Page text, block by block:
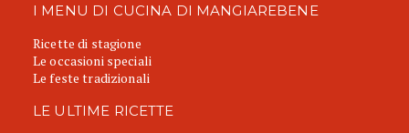
I MENU DI CUCINA DI MANGIAREBENE
Ricette di stagione
Le occasioni speciali
Le feste tradizionali
LE ULTIME RICETTE